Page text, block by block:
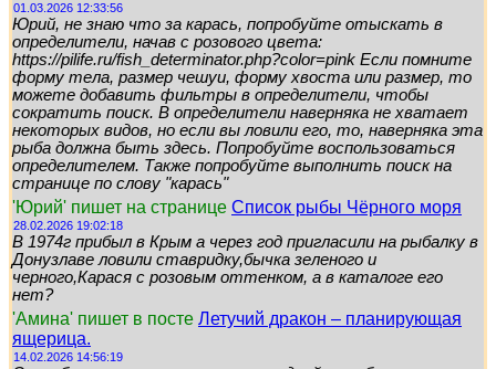
01.03.2026 12:33:56
Юрий, не знаю что за карась, попробуйте отыскать в
определители, начав с розового цвета:
https://pilife.ru/fish_determinator.php?color=pink Если помните
форму тела, размер чешуи, форму хвоста или размер, то
можете добавить фильтры в определители, чтобы
сократить поиск. В определители наверняка не хватает
некоторых видов, но если вы ловили его, то, наверняка эта
рыба должна быть здесь. Попробуйте воспользоваться
определителем. Также попробуйте выполнить поиск на
странице по слову "карась"
'Юрий' пишет на странице Список рыбы Чёрного моря
28.02.2026 19:02:18
В 1974г прибыл в Крым а через год пригласили на рыбалку в
Донузлаве ловили ставридку,бычка зеленого и
черного,Карася с розовым оттенком, а в каталоге его
нет?
'Амина' пишет в посте Летучий дракон – планирующая
ящерица.
14.02.2026 14:56:19